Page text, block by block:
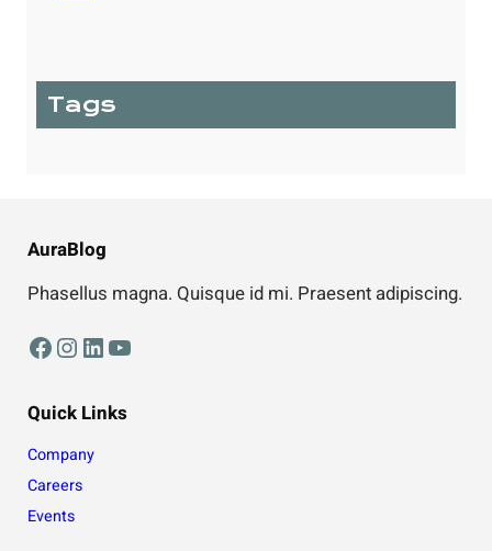
Tags
AuraBlog
Phasellus magna. Quisque id mi. Praesent adipiscing.
Facebook Instagram LinkedIn YouTube
Quick Links
Company
Careers
Events